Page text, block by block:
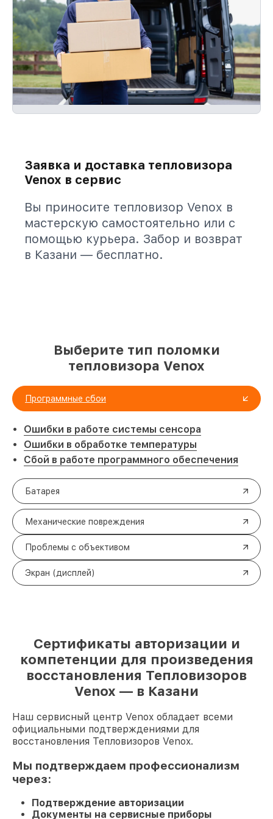
Заявка и доставка тепловизора
Venox в сервис
Вы приносите тепловизор Venox в
мастерскую самостоятельно или с
помощью курьера. Забор и возврат
в Казани — бесплатно.
Выберите тип поломки
тепловизора Venox
Программные сбои
Ошибки в работе системы сенсора
Ошибки в обработке температуры
Сбой в работе программного обеспечения
Батарея
Механические повреждения
Проблемы с объективом
Экран (дисплей)
Сертификаты авторизации и
компетенции для произведения
восстановления Тепловизоров
Venox — в Казани
Наш сервисный центр Venox обладает всеми
официальными подтверждениями для
восстановления Тепловизоров Venox.
Мы подтверждаем профессионализм
через:
Подтверждение авторизации
Документы на сервисные приборы